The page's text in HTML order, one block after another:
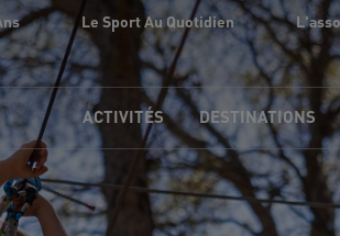
Le Sport Au Quotidien
ACTIVITÉS DESTINATIONS